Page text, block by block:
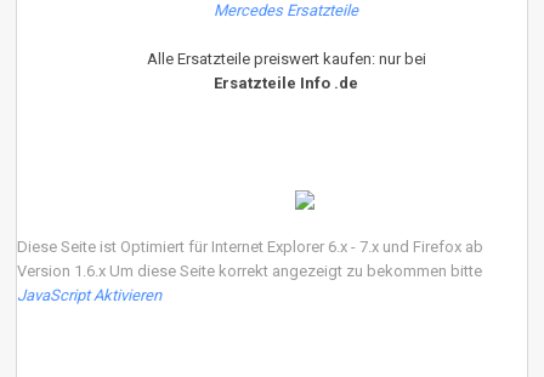
Mercedes Ersatzteile
Alle Ersatzteile preiswert kaufen: nur bei
Ersatzteile Info .de
Diese Seite ist Optimiert für Internet Explorer 6.x - 7.x und Firefox ab
Version 1.6.x Um diese Seite korrekt angezeigt zu bekommen bitte
JavaScript Aktivieren